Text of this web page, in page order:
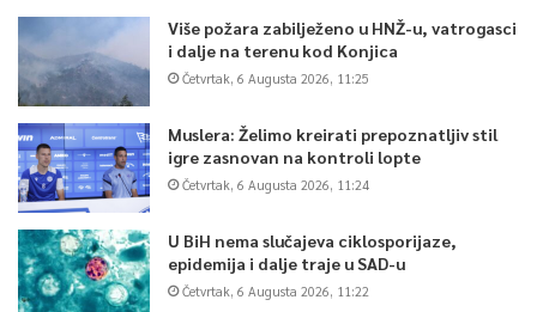
Više požara zabilježeno u HNŽ-u, vatrogasci
i dalje na terenu kod Konjica
Četvrtak, 6 Augusta 2026, 11:25
Muslera: Želimo kreirati prepoznatljiv stil
igre zasnovan na kontroli lopte
Četvrtak, 6 Augusta 2026, 11:24
U BiH nema slučajeva ciklosporijaze,
epidemija i dalje traje u SAD-u
Četvrtak, 6 Augusta 2026, 11:22